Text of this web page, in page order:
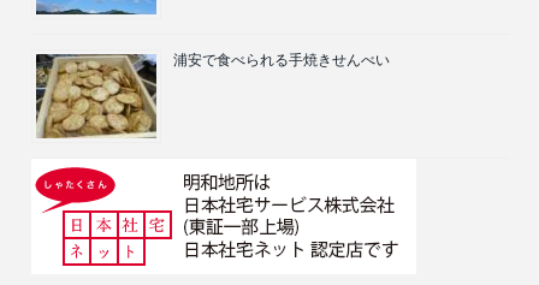
浦安で食べられる手焼きせんべい